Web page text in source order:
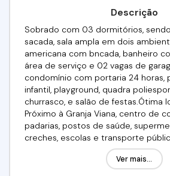
Descrição
Sobrado com 03 dormitórios,
sacada, sala ampla em dois
americana com bncada, banheiro
área de serviço e 02 vagas de
condomínio com portaria 24 horas,
infantil, playground, quadra
churrasco, e salão de festas.Ótima
Próximo à Granja Viana, centro de
padarias, postos de saúde,
creches, escolas e transporte
Raposo Tavares.Valor: R$
financiamento bancário. Utilize seu
Ver mais...